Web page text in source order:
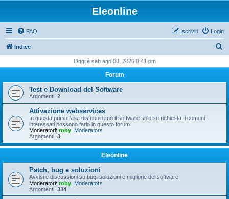
Eleonline
FAQ Login
Iscriviti
Indice
c
Oggi è sab ago 08, 2026 8:41 pm
Forum
Test e Download del Software
Argomenti: 2
Attivazione webservices
In questa prima fase distribuiremo il software solo su richiesta, i comuni
interessati possono farlo in questo forum
Moderatori: roby Moderators
Argomenti: 3
Eleonline
Patch, bug e soluzioni
Avvisi e discussioni su bug, soluzioni e migliorie del software
Moderatori: roby Moderators
Argomenti: 334